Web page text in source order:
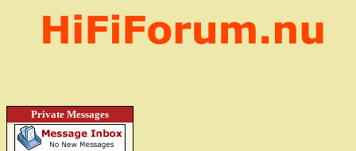
Private Messages